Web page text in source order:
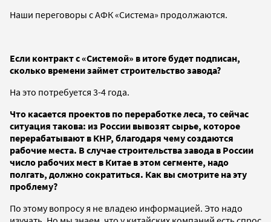
Наши переговоры с АФК «Система» продолжаются.
Если контракт с «Системой» в итоге будет подписан,
сколько времени займет строительство завода?
На это потребуется 3-4 года.
Что касается проектов по переработке леса, то сейчас
ситуация такова: из России вывозят сырье, которое
перерабатывают в КНР, благодаря чему создаются
рабочие места. В случае строительства завода в России
число рабочих мест в Китае в этом сегменте, надо
полгать, должно сократиться. Как вы смотрите на эту
проблему?
По этому вопросу я не владею информацией. Это надо